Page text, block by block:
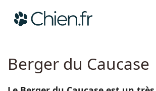
CHIEN.FR RACES
Berger du Caucase